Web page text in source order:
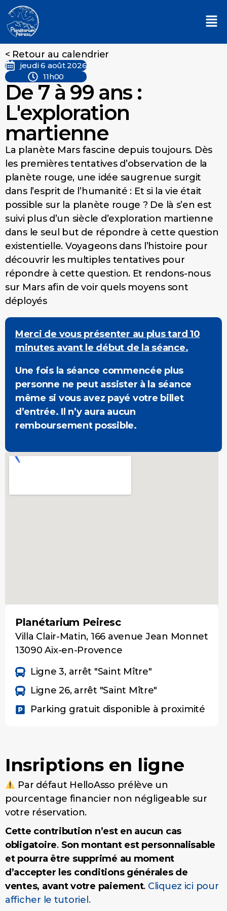
< Retour au calendrier
jeudi 6 août 2026
11h00
De 7 à 99 ans :
L'exploration
martienne
La planète Mars fascine depuis toujours. Dès
les premières tentatives d’observation de la
planète rouge, une idée saugrenue surgit
dans l’esprit de l’humanité : Et si la vie était
possible sur la planète rouge ? De là s’en est
suivi plus d’un siècle d’exploration martienne
dans le seul but de répondre à cette question
existentielle. Voyageons dans l’histoire pour
découvrir les multiples tentatives pour
répondre à cette question. Et rendons-nous
sur Mars afin de voir quels moyens sont
déployés
Merci de vous présenter au plus tard 10
minutes avant le début de la séance.
Une fois la séance commencée plus
personne ne peut assister à la séance
même si vous avez payé votre billet
d’entrée. Il n’y aura aucun
remboursement possible.
Planétarium Peiresc
Villa Clair-Matin, 166 avenue Jean Monnet
13090 Aix-en-Provence
Ligne 3, arrêt "Saint Mître"
Ligne 26, arrêt "Saint Mître"
Parking gratuit disponible à proximité
Insriptions en ligne
Par défaut HelloAsso prélève un
pourcentage financier non négligeable sur
votre réservation.
Cette contribution n’est en aucun cas
obligatoire. Son montant est personnalisable
et pourra être supprimé au moment
d’accepter les conditions générales de
ventes, avant votre paiement. Cliquez ici pour
afficher le tutoriel.